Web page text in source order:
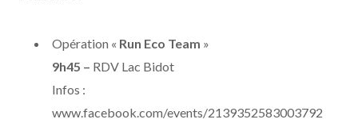
Opération « Run Eco Team »
9h45 – RDV Lac Bidot
Infos :
www.facebook.com/events/2139352583003792